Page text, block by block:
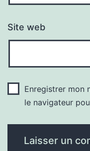
Site web
Enregistrer mon
le navigateur